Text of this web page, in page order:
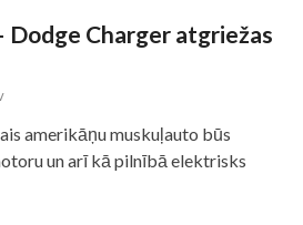
Dodge Charger atgriežas
amerikāņu muskuļauto būs
un arī kā pilnībā elektrisks